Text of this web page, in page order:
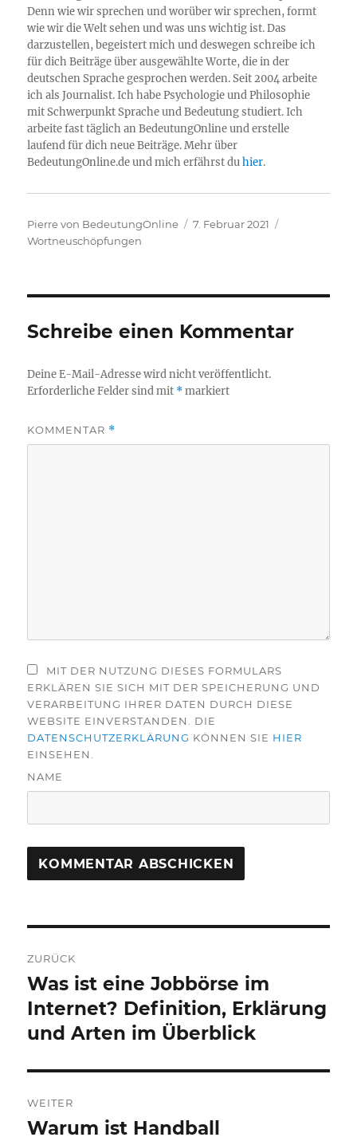
Denn wie wir sprechen und worüber wir sprechen, formt
wie wir die Welt sehen und was uns wichtig ist. Das
darzustellen, begeistert mich und deswegen schreibe ich
für dich Beiträge über ausgewählte Worte, die in der
deutschen Sprache gesprochen werden. Seit 2004 arbeite
ich als Journalist. Ich habe Psychologie und Philosophie
mit Schwerpunkt Sprache und Bedeutung studiert. Ich
arbeite fast täglich an BedeutungOnline und erstelle
laufend für dich neue Beiträge. Mehr über
BedeutungOnline.de und mich erfährst duhier.
Autor
Pierre von BedeutungOnline
Veröffentlicht
7. Februar 2021
Wortneuschöpfungen
Schreibe einen Kommentar
Deine E-Mail-Adresse wird nicht veröffentlicht.
Erforderliche Felder sind mit *markiert
KOMMENTAR *
MIT DER NUTZUNG DIESES FORMULARS
ERKLÄREN SIE SICH MIT DER SPEICHERUNG UND
VERARBEITUNG IHRER DATEN DURCH DIESE
WEBSITE EINVERSTANDEN. DIE
DATENSCHUTZERKLÄRUNG KÖNNEN SIE HIER
EINSEHEN.
NAME
ZURÜCK
Vorheriger
Beitrag:
Was ist eine Jobbörse im
Internet? Definition, Erklärung
und Arten im Überblick
WEITER
Nächster
Warum ist Handball